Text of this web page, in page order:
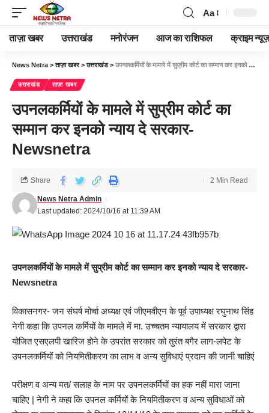
Aa
ताज़ा खबर उत्तराखंड मनोरंजन आज का राशिफल क्राइम न्यूज़
News Netra >ताज़ा खबर>उत्तराखंड> उपनलकर्मियों के मामले में सुप्रीम कोर्ट का सम्मान कर इनको न्याय दे सरकार-Newsnetra
उत्तराखंड ताज़ा खबर
उपनलकर्मियों के मामले में सुप्रीम कोर्ट का
सम्मान कर इनको न्याय दे सरकार-
Newsnetra
Last updated: 2024/10/16 at 11:39 AM
News Netra Admin
Share 2 Min Read
उपनलकर्मियों के मामले में सुप्रीम कोर्ट का सम्मान कर इनको न्याय दे सरकार-
Newsnetra
विकासनगर- जन संघर्ष मोर्चा अध्यक्ष एवं जीएमवीएन के पूर्व उपाध्यक्ष रघुनाथ सिंह
नेगी कहा कि उपनल कर्मियों के मामले में मा. उच्चतम न्यायालय में सरकार द्वारा
योजित एसएलपी खारिज होने के उपरांत सरकार को तुरंत बगैर लाग-लपेट के
उपनलकर्मियों को नियमितीकरण का लाभ व अन्य सुविधाएं प्रदान की जानी चाहिएं
परीक्षण व अन्य मत/ सलाह के नाम पर उपनलकर्मियों का हक नहीं मारा जाना
चाहिए | नेगी ने कहा कि उपनल कर्मियों के नियमितीकरण व अन्य सुविधाओं को